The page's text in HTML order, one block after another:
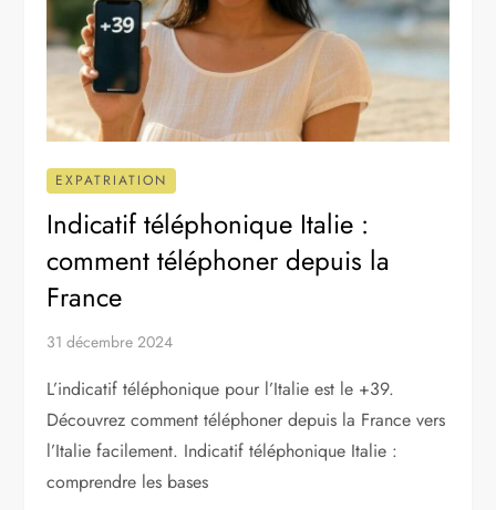
EXPATRIATION
Indicatif téléphonique Italie :
comment téléphoner depuis la
France
31 décembre 2024
L’indicatif téléphonique pour l’Italie est le +39.
Découvrez comment téléphoner depuis la France vers
l’Italie facilement. Indicatif téléphonique Italie :
comprendre les bases